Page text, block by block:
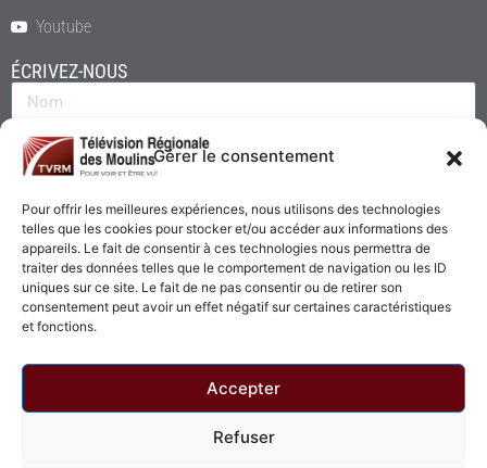
Gérer le consentement
Pour offrir les meilleures expériences, nous utilisons des technologies
telles que les cookies pour stocker et/ou accéder aux informations des
appareils. Le fait de consentir à ces technologies nous permettra de
traiter des données telles que le comportement de navigation ou les ID
uniques sur ce site. Le fait de ne pas consentir ou de retirer son
consentement peut avoir un effet négatif sur certaines caractéristiques
et fonctions.
Accepter
Refuser
Youtube
ÉCRIVEZ-NOUS